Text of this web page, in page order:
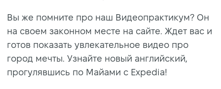
Вы же помните про наш Видеопрактикум? Он
на своем законном месте на сайте. Ждет вас и
готов показать увлекательное видео про
город мечты. Узнайте новый английский,
прогулявшись по Майами с Expedia!